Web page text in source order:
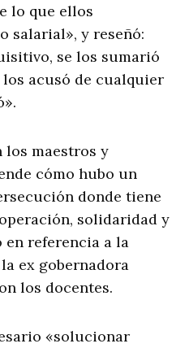
lo que ellos
salarial», y reseñó:
se los sumarió
acusó de cualquier
los maestros y
cómo hubo un
donde tiene
solidaridad y
referencia a la
ex gobernadora
los docentes.
«solucionar